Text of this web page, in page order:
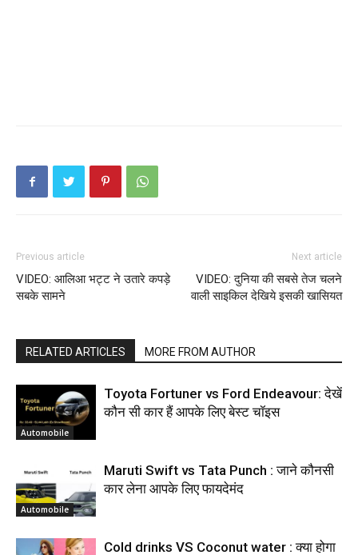
Previous article
VIDEO: आलिआ भट्ट ने उतारे कपड़े
सबके सामने
Next article
VIDEO: दुनिया की सबसे तेज चलने
वाली साइकिल देखिये इसकी खासियत
RELATED ARTICLES MORE FROM AUTHOR
Automobile
Toyota Fortuner vs Ford Endeavour: देखें
कौन सी कार हैं आपके लिए बेस्ट चॉइस
Automobile
Maruti Swift vs Tata Punch : जाने कौनसी
कार लेना आपके लिए फायदेमंद
Cold drinks VS Coconut water : क्या होगा